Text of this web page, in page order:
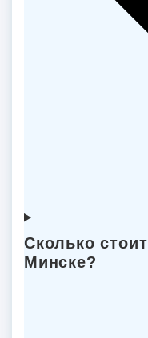
Сколько
Минске?